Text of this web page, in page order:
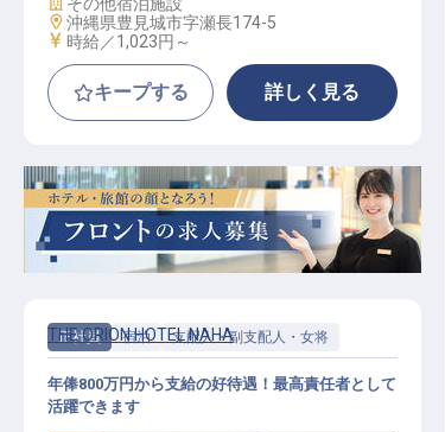
勤務地
沖縄県豊見城市字瀬長174-5
給与
時給／1,023円～
キープする 詳しく見る
正社員 宿泊 支配人・副支配人・女将
THE ORION HOTEL NAHA
年俸800万円から支給の好待遇！最高責任者として
活躍できます